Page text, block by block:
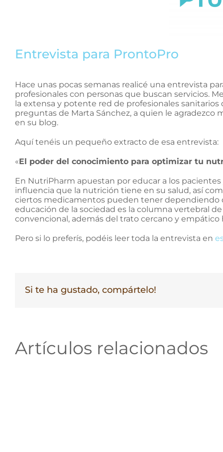
Entrevista para ProntoPro
Hace unas pocas semanas realicé una entrevista
profesionales con personas que buscan servicios.
la extensa y potente red de profesionales
preguntas de Marta Sánchez, a quien le
en su blog.
Aquí tenéis un pequeño extracto de esa entrevista:
«El poder del conocimiento para optimizar tu
En NutriPharm apuestan por educar a los
influencia que la nutrición tiene en su salud, así
ciertos medicamentos pueden tener dependiendo
educación de la sociedad es la columna vertebral
convencional, además del trato cercano y empático
Pero si lo preferís, podéis leer toda la entrevista en
Si te ha gustado, compártelo!
Artículos relacionados